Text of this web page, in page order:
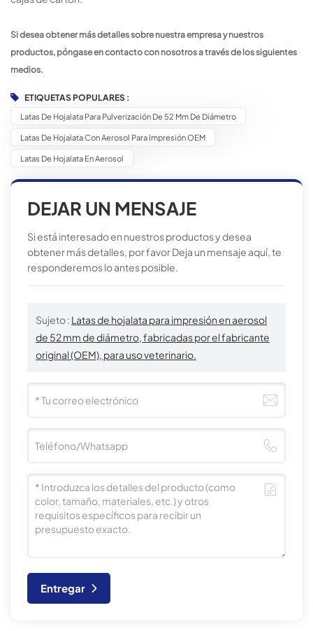
Si desea obtener más detalles sobre nuestra empresa y nuestros
productos, póngase en contacto con nosotros a través de los siguientes
medios.
ETIQUETAS POPULARES :
Latas De Hojalata Para Pulverización De 52 Mm De Diámetro
Latas De Hojalata Con Aerosol Para Impresión OEM
Latas De Hojalata En Aerosol
DEJAR UN MENSAJE
Si está interesado en nuestros productos y desea
obtener más detalles, por favor Deja un mensaje aquí, te
responderemos lo antes posible.
Sujeto : Latas de hojalata para impresión en aerosol
de 52 mm de diámetro, fabricadas por el fabricante
original (OEM), para uso veterinario.
Entregar